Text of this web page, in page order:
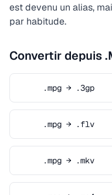
est devenu un alias,
par habitude.
Convertir depuis
.mpg → .3gp
.mpg → .flv
.mpg → .mkv